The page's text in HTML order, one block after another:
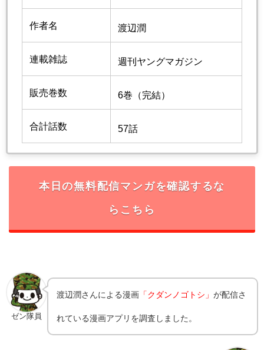
作者名 渡辺潤
連載雑誌 週刊ヤングマガジン
販売巻数 6巻（完結）
合計話数 57話
本日の無料配信マンガを確認するな
らこちら
ゼン隊員
渡辺潤さんによる漫画 「クダンノゴトシ」が配信さ
れている漫画アプリを調査しました。